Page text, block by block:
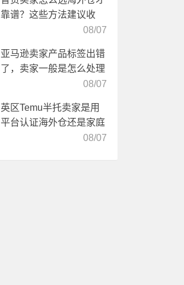
靠谱？这些方法建议收
08/07
亚马逊卖家产品标签出错
了，卖家一般是怎么处理
08/07
英区Temu半托卖家是用
平台认证海外仓还是家庭
08/07